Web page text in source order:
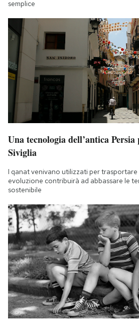
semplice
Una tecnologia dell’antica
Siviglia
I qanat venivano utilizzati per
evoluzione contribuirà ad abbassare le
sostenibile